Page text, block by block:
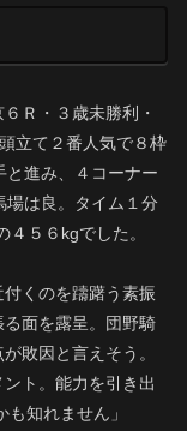
Ｒ・３歳未勝利・
立て２番人気で８枠
と進み、４コーナー
場は良。タイム１分
５６kgでした。
くのを躊躇う素振
面を露呈。団野騎
敗因と言えそう。
ト。能力を引き出
知れません」